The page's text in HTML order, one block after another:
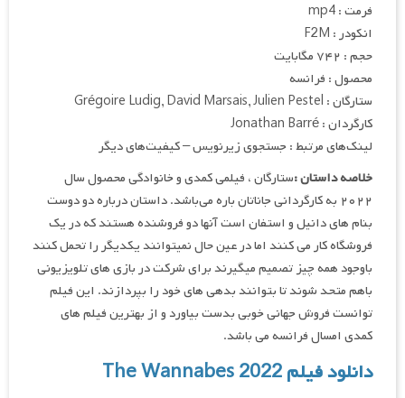
فرمت : mp4
انکودر : F2M
حجم : ۷۴۲ مگابایت
محصول : فرانسه
ستارگان : Grégoire Ludig, David Marsais, Julien Pestel
کارگردان : Jonathan Barré
لینک‌های مرتبط : جستجوی زیرنویس – کیفیت‌های دیگر
خلاصه داستان :ستارگان ، فیلمی کمدی و خانوادگی محصول سال
۲۰۲۲ به کارگردانی جاناتان باره می‌باشد. داستان درباره دو دوست
بنام های دانیل و استفان است آنها دو فروشنده هستند که در یک
فروشگاه کار می کنند اما در عین حال نمیتوانند یکدیگر را تحمل کنند
باوجود همه چیز تصمیم میگیرند برای شرکت در بازی های تلویزیونی
باهم متحد شوند تا بتوانند بدهی های خود را بپردازند. این فیلم
توانست فروش جهانی خوبی بدست بیاورد و از بهترین فیلم های
کمدی امسال فرانسه می باشد.
دانلود فیلم The Wannabes 2022